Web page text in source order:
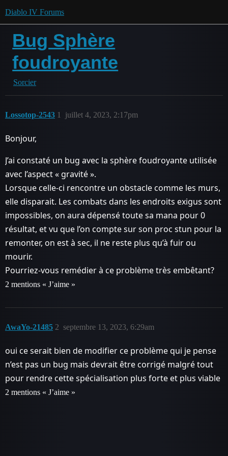
Diablo IV Forums
Bug Sphère
foudroyante
Sorcier
Lossotop-2543 juillet 4, 2023, 2:17pm
1
Bonjour,
J’ai constaté un bug avec la sphère foudroyante utilisée
avec l’aspect « gravité ».
Lorsque celle-ci rencontre un obstacle comme les murs,
elle disparait. Les combats dans les endroits exigus sont
impossibles, on aura dépensé toute sa mana pour 0
résultat, et vu que l’on compte sur son proc stun pour la
remonter, on est à sec, il ne reste plus qu’à fuir ou
mourir.
Pourriez-vous remédier à ce problème très embêtant?
2 mentions « J’aime »
AwaYo-21485 septembre 13, 2023, 6:29am
2
oui ce serait bien de modifier ce problème qui je pense
n’est pas un bug mais devrait être corrigé malgré tout
pour rendre cette spécialisation plus forte et plus viable
2 mentions « J’aime »